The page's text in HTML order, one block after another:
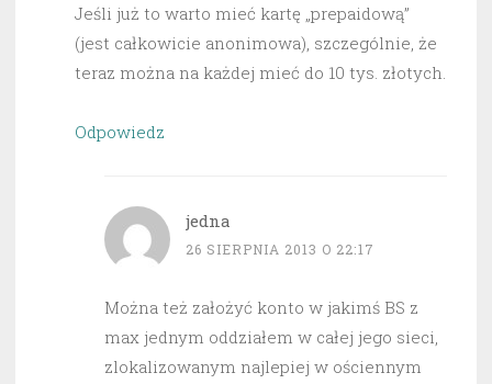
Jeśli już to warto mieć kartę „prepaidową”
(jest całkowicie anonimowa), szczególnie, że
teraz można na każdej mieć do 10 tys. złotych.
Odpowiedz
jedna
26 SIERPNIA 2013 O 22:17
Można też założyć konto w jakimś BS z
max jednym oddziałem w całej jego sieci,
zlokalizowanym najlepiej w ościennym